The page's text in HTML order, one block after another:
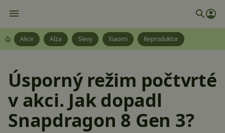
Akce Alza Slevy Xiaomi Reproduktor
Úsporný režim počtvrté
v akci. Jak dopadl
Snapdragon 8 Gen 3?